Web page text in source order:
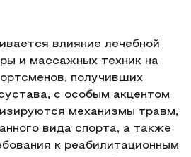
влияние лечебной
и массажных техник на
получивших
с особым акцентом
механизмы травм,
вида спорта, а также
к реабилитационным